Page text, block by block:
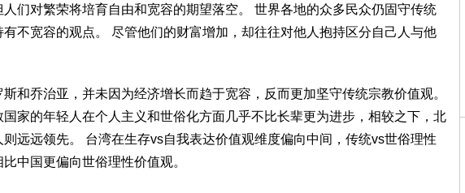
们对繁荣将培育自由和宽容的期望落空。 世界各地的众多民众仍固守传统
不宽容的观点。 尽管他们的财富增加，却往往对他人抱持区分自己人与他
和乔治亚，并未因为经济增长而趋于宽容，反而更加坚守传统宗教价值观。
家的年轻人在个人主义和世俗化方面几乎不比长辈更为进步，相较之下，北
远远领先。 台湾在生存vs自我表达价值观维度偏向中间，传统vs世俗理性
中国更偏向世俗理性价值观。